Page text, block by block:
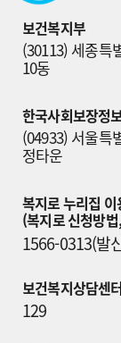
보건복지부
(30113) 세종특
10동
한국사회보장정
(04933) 서울특
정타운
복지로 누리집 이
(복지로 신청방
1566-0313(발
보건복지상담센터
129